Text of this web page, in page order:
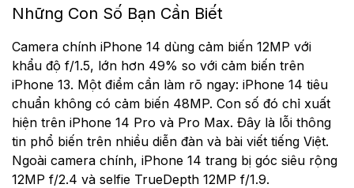
Những Con Số Bạn Cần Biết
Camera chính iPhone 14 dùng cảm biến 12MP với
khẩu độ f/1.5, lớn hơn 49% so với cảm biến trên
iPhone 13. Một điểm cần làm rõ ngay: iPhone 14 tiêu
chuẩn không có cảm biến 48MP. Con số đó chỉ xuất
hiện trên iPhone 14 Pro và Pro Max. Đây là lỗi thông
tin phổ biến trên nhiều diễn đàn và bài viết tiếng Việt.
Ngoài camera chính, iPhone 14 trang bị góc siêu rộng
12MP f/2.4 và selfie TrueDepth 12MP f/1.9.